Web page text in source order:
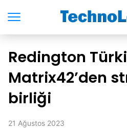
Redington
Matrix42’den
birliği
21 Ağustos 2023